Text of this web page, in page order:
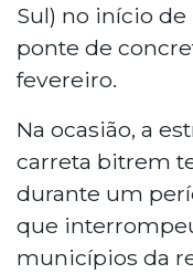
Sul) no início de
ponte de
fevereiro.
Na ocasião, a
carreta bitrem
durante um
que
municípios da